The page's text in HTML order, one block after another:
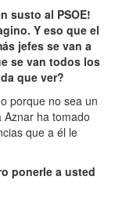
susto al PSOE!
Y eso que el
jefes se van a
se van todos los
que ver?
porque no sea un
ha tomado
que a él le
ponerle a usted